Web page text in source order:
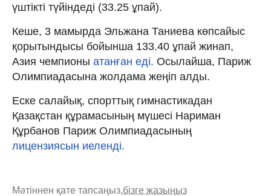
үштікті түйіндеді (33.25 ұпай).
Кеше, 3 мамырда Эльжана Таниева көпсайыс
қорытындысы бойынша 133.40 ұпай жинап,
Азия чемпионы атанған еді. Осылайша, Париж
Олимпиадасына жолдама жеңіп алды.
Еске салайық, спорттық гимнастикадан
Қазақстан құрамасының мүшесі Нариман
Құрбанов Париж Олимпиадасының
лицензиясын иеленді.
Мәтіннен қате тапсаңыз,бізге жазыңыз